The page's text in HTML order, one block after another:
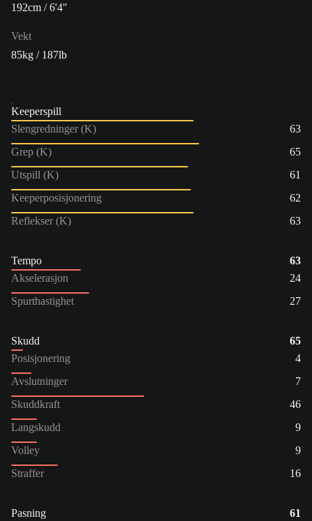
192cm / 6'4"
Vekt
85kg / 187lb
Keeperspill
Slengredninger (K)
63
Grep (K)
65
Utspill (K)
61
Keeperposisjonering
62
Reflekser (K)
63
Tempo
63
Akselerasjon
24
Spurthastighet
27
Skudd
65
Posisjonering
4
Avslutninger
7
Skuddkraft
46
Langskudd
9
Volley
9
Straffer
16
Pasning
61